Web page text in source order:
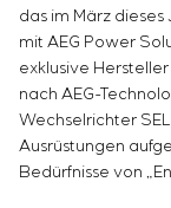
das im März
mit AEG Power
exklusive
nach AEG-
Wechselrichter
Ausrüstungen
Bedürfnisse von